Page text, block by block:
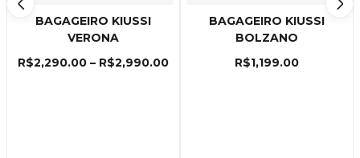
BAGAGEIRO KIUSSI
VERONA
R$2,290.00 – R$2,990.00
BAGAGEIRO KIUSSI
BOLZANO
R$1,199.00